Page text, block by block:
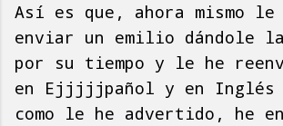
Así es que, ahora mismo le
enviar un emilio dándole
por su tiempo y le he
en Ejjjjjpañol y en Inglés
como le he advertido, he